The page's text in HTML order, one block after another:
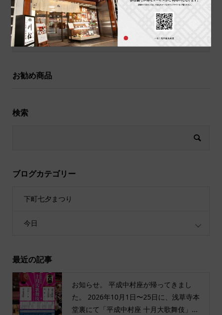
和小物
祝儀袋
お勧め商品
検索
ブログカテゴリー
下町七夕まつり
今日
最近の記事
お知らせ。 平成中村座が帰ってきまし
た。 2026年10月1日〜25日に、浅草寺本
堂裏にて「平成中村座 十月大歌舞伎」...